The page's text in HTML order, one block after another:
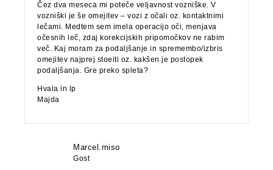
Čez dva meseca mi poteče veljavnost vozniške. V
vozniški je še omejitev – vozi z očali oz. kontaktnimi
lečami. Medtem sem imela operacijo oči, menjava
očesnih leč, zdaj korekcijskih pripomočkov ne rabim
več. Kaj moram za podaljšanje in spremembo/izbris
omejitev najprej stoeiti oz. kakšen je postopek
podaljšanja. Gre preko spleta?
Hvala in lp
Majda
Marcel.miso
Gost